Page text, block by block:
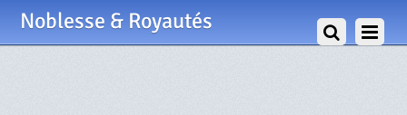
Noblesse & Royautés